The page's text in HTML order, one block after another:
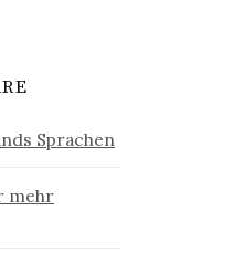
Sprachen
mehr